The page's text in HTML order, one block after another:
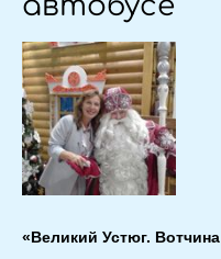
«Великий Устюг.